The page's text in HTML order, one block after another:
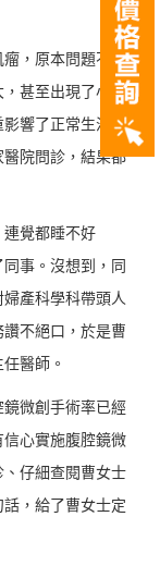
，原本問題不是
甚至出現了小便
響了正常生活質
院問診，結果都
連覺都睡不好
事。沒想到，同
產科學科帶頭人
不絕口，於是曹
醫師。
鏡微創手術率已經
心實施腹腔鏡微
仔細查閱曹女士
，給了曹女士定